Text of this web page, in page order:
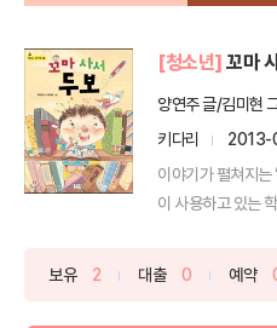
[청소년] 꼬마
양연주 글/김미현
키다리
2013-
이야기가 펼쳐지는
이 사용하고 있는
보유 2 대출 0 예약